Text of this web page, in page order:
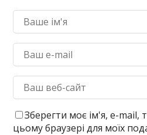
Зберегти моє ім'я, e-mail,
цьому браузері для моїх